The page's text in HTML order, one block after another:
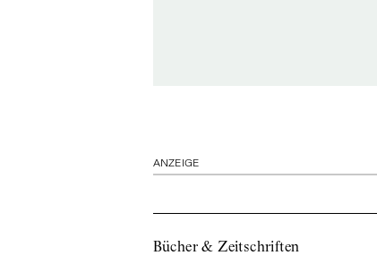
ANZEIGE
Bücher & Zeitschriften